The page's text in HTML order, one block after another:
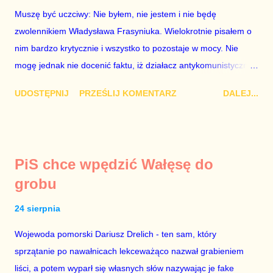
wyłącznie o jego władzę nad sądownictwem kosztem władzy
Zbigniewa Ziobry. W poprzednich ustawach Ziobro miał 100%
władzy nad sądami, a Duda 0%. W nowych ustawach Ziobro
ma 90...
Muszę być uczciwy: Nie byłem, nie jestem i nie będę
zwolennikiem Władysława Frasyniuka. Wielokrotnie pisałem o
nim bardzo krytycznie i wszystko to pozostaje w mocy. Nie
mogę jednak nie docenić faktu, iż działacz antykomunistycznej
błądzenia – przejrzał na oczy i zrozumiał polityczną
Petru znany z nienawiści do Platformy Obywatelskiej. Być
może nienawiść ta ma swe źródło w tym, że chciał być doradcą
Mistewicza. Nie wiem. Faktem jest, że Biedroń szkaluje
Koalicję Obywatelską i – tak samo jak kiedyś Petru – ogłasza,
że chce być premierem. Grzegorz Schetyna nigdy tego nie
UDOSTĘPNIJ PRZEŚLIJ KOMENTARZ DALEJ...
PiS chce wpędzić Wałęsę do
grobu
24 sierpnia
Wojewoda pomorski Dariusz Drelich - ten sam, który
sprzątanie po nawałnicach lekceważąco nazwał grabieniem
liści, a potem wyparł się własnych słów nazywając je fake